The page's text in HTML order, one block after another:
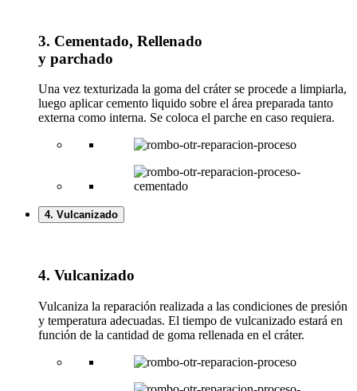
3. Cementado, Rellenado
y parchado
Una vez texturizada la goma del cráter se procede a limpiarla,
luego aplicar cemento liquido sobre el área preparada tanto
externa como interna. Se coloca el parche en caso requiera.
4. Vulcanizado
4. Vulcanizado
Vulcaniza la reparación realizada a las condiciones de presión
y temperatura adecuadas. El tiempo de vulcanizado estará en
función de la cantidad de goma rellenada en el cráter.